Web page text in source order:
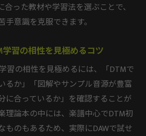
った教材や学習法を選ぶことで、
意識を克服できます。
習の相性を見極めるコツ
習の相性を見極めるには、「DTMで
るか」「図解やサンプル音源が豊富
に合っているか」を確認することが
理論本の中には、楽譜中心でDTM初
ものもあるため、実際にDAWで試せ